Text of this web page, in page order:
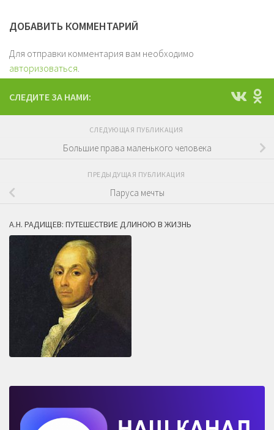
ДОБАВИТЬ КОММЕНТАРИЙ
Для отправки комментария вам необходимо
авторизоваться
СЛЕДИТЕ ЗА НАМИ:
СЛЕДУЮЩАЯ ПУБЛИКАЦИЯ
Большие права маленького человека
ПРЕДЫДУЩАЯ ПУБЛИКАЦИЯ
Паруса мечты
А.Н. РАДИЩЕВ: ПУТЕШЕСТВИЕ ДЛИНОЮ В ЖИЗНЬ